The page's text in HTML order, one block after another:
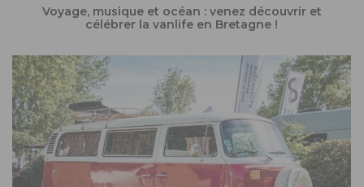
Voyage, musique et océan : venez découvrir et
célébrer la vanlife en Bretagne !